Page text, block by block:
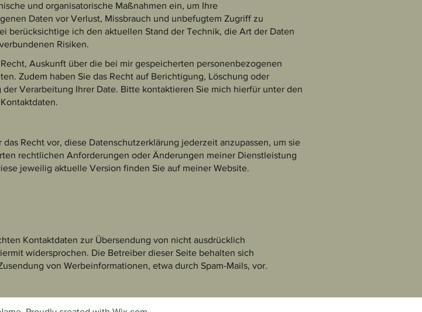
und organisatorische Maßnahmen ein, um Ihre
Daten vor Verlust, Missbrauch und unbefugtem Zugriff zu
berücksichtige ich den aktuellen Stand der Technik, die Art der Daten
Risiken.
Auskunft über die bei mir gespeicherten personenbezogenen
Zudem haben Sie das Recht auf Berichtigung, Löschung oder
der Verarbeitung Ihrer Date. Bitte kontaktieren Sie mich hierfür unter den
das Recht vor, diese Datenschutzerklärung jederzeit anzupassen, um sie
rechtlichen Anforderungen oder Änderungen meiner Dienstleistung
jeweilig aktuelle Version finden Sie auf meiner Website.
Kontaktdaten zur Übersendung von nicht ausdrücklich
widersprochen. Die Betreiber dieser Seite behalten sich
von Werbeinformationen, etwa durch Spam-Mails, vor.